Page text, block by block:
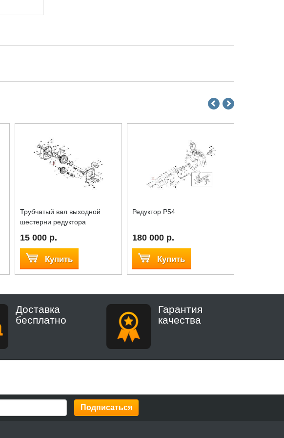
Трубчатый вал выходной
шестерни редуктора
15 000 р.
Купить
Редуктор P54
180 000 р.
Купить
Доставка
бесплатно
Гарантия
качества